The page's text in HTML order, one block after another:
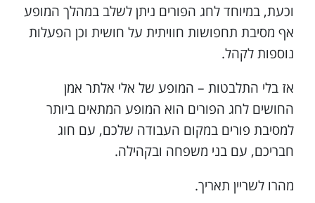
וכעת, במיוחד לחג הפורים ניתן לשלב במהלך המופע
אף מסיבת תחפושות חוויתית על חושית וכן הפעלות
נוספות לקהל.
אז בלי התלבטות – המופע של אלי אלתר אמן
החושים לחג הפורים הוא המופע המתאים ביותר
למסיבת פורים במקום העבודה שלכם, עם חוג
חבריכם, עם בני משפחה ובקהילה.
מהרו לשריין תאריך.